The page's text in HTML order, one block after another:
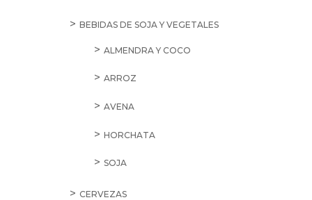
BEBIDAS DE SOJA Y VEGETALES
ALMENDRA Y COCO
ARROZ
AVENA
HORCHATA
SOJA
CERVEZAS